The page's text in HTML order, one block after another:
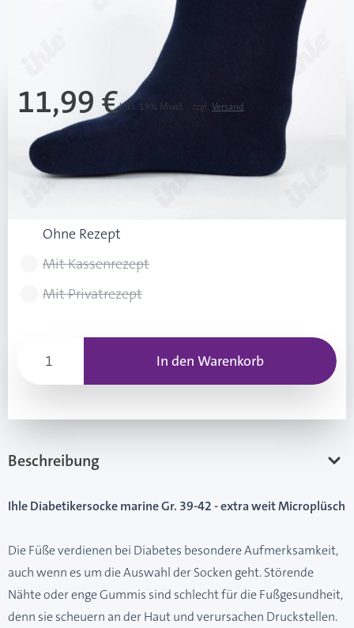
Lieferzeit bis zu 3 Wochen
11,99 €Inkl. 19% Mwst. , zzgl. Versand
Ab 3 Stk.
(0,50 € Ersparnis pro Stk.)
Ohne Rezept
Mit Kassenrezept
Mit Privatrezept
In den Warenkorb
Beschreibung
Ihle Diabetikersocke marine Gr. 39-42 - extra weit Microplüsch
Die Füße verdienen bei Diabetes besondere Aufmerksamkeit,
auch wenn es um die Auswahl der Socken geht. Störende
Nähte oder enge Gummis sind schlecht für die Fußgesundheit,
denn sie scheuern an der Haut und verursachen Druckstellen.